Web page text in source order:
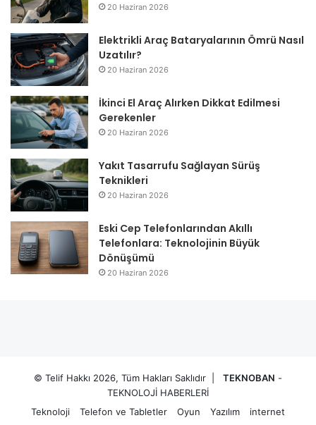
20 Haziran 2026
Elektrikli Araç Bataryalarının Ömrü Nasıl
Uzatılır?
20 Haziran 2026
İkinci El Araç Alırken Dikkat Edilmesi
Gerekenler
20 Haziran 2026
Yakıt Tasarrufu Sağlayan Sürüş
Teknikleri
20 Haziran 2026
Eski Cep Telefonlarından Akıllı
Telefonlara: Teknolojinin Büyük
Dönüşümü
20 Haziran 2026
© Telif Hakkı 2026, Tüm Hakları Saklıdır | TEKNOBAN -
TEKNOLOJİ HABERLERİ
Teknoloji
Telefon ve Tabletler Oyun Yazılım internet